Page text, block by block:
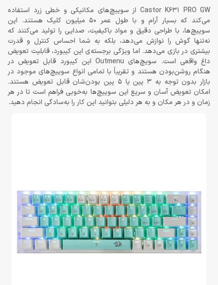
Castor K631 PRO GW از سوییچ‌های مکانیکی و خطی زرد استفاده
می‌کند که بسیار آرام و با طول عمر 50 میلیون کلیک هستند. این
سوییچ‌ها، با طراحی دقیق و مواد باکیفیت، صدایی را تولید می‌کنند که
نه‌تنها گوش را نوازش می‌دهد، بلکه به شما احساس کنترل و قدرت
بیشتری در بازی می‌دهد. اما ویژگی برجسته‌ی این کیبورد، قابلیت تعویض
داغ واقعی است. سویچ‌های Outmenu این کیبورد قابل تعویض در
هنگام روشن‌بودن هستند و تقریباً با تمامی انواع سوییچ‌های موجود در
بازار بدون توجه به 3 پین یا 5 پین بودن‌شان قابل تعویض هستند.
امکان تعویض آسان و سریع این سوییچ‌ها به‌خوبی فراهم است تا در هر
زمان و در هر مکان و به هر دلیلی بتوانید این کار را به‌سادگی انجام دهید.